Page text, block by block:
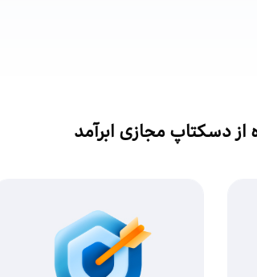
از دسکتاپ مجازی ابرآمد